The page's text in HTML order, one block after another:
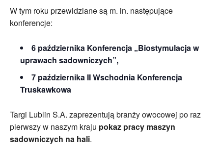
W tym roku przewidziane są m. in. następujące
konferencje:
6 października Konferencja „Biostymulacja w
uprawach sadowniczych”,
7 października II Wschodnia Konferencja
Truskawkowa
Targi Lublin S.A. zaprezentują branży owocowej po raz
pierwszy w naszym kraju pokaz pracy maszyn
sadowniczych na hali.